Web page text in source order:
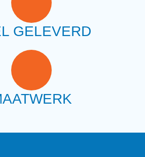
GELEVERD